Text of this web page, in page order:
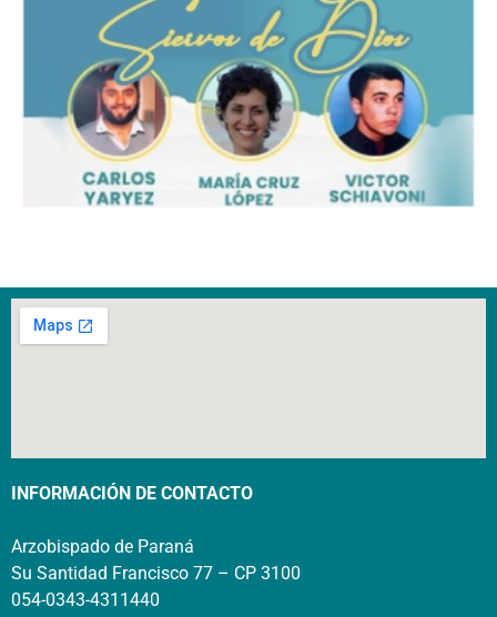
INFORMACIÓN DE CONTACTO
Arzobispado de Paraná
Su Santidad Francisco 77 – CP 3100
054-0343-4311440